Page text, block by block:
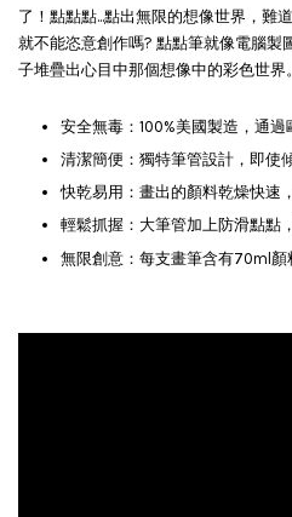
了！點點點...點出無限的想像世界，難
就不能恣意創作嗎? 點點筆就像電腦製
子堆疊出心目中那個想像中的彩色世界。
安全無毒：100%美國製造，通過
清潔簡便：獨特筆管設計，即使
快乾易用：畫出的顏料乾燥快速
輕鬆抓握：大筆管加上防滑點點
無限創意：每支畫筆含有70ml顏